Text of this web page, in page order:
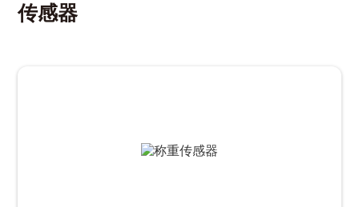
传感器